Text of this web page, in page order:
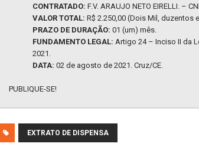
CONTRATADO: F.V. ARAUJO NETO EIRELLI. –
VALOR TOTAL: R$ 2.250,00 (Dois Mil, duzentos
PRAZO DE DURAÇÃO: 01 (um) mês.
FUNDAMENTO LEGAL: Artigo 24 – Inciso II da
2021.
DATA: 02 de agosto de 2021. Cruz/CE.
PUBLIQUE-SE!
EXTRATO DE DISPENSA